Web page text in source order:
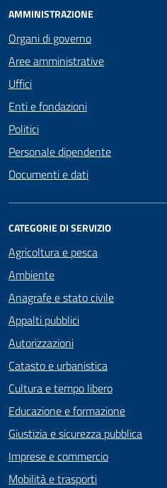
AMMINISTRAZIONE
Organi di governo
Aree amministrative
Uffici
Enti e fondazioni
Politici
Personale dipendente
Documenti e dati
CATEGORIE DI SERVIZIO
Agricoltura e pesca
Ambiente
Anagrafe e stato civile
Appalti pubblici
Autorizzazioni
Catasto e urbanistica
Cultura e tempo libero
Educazione e formazione
Giustizia e sicurezza pubblica
Imprese e commercio
Mobilità e trasporti